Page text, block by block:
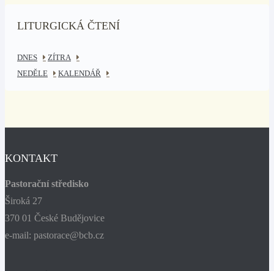
LITURGICKÁ ČTENÍ
DNES
ZÍTRA
NEDĚLE
KALENDÁŘ
KONTAKT
Pastorační středisko
Široká 27
370 01 České Budějovice
e-mail: pastorace@bcb.cz